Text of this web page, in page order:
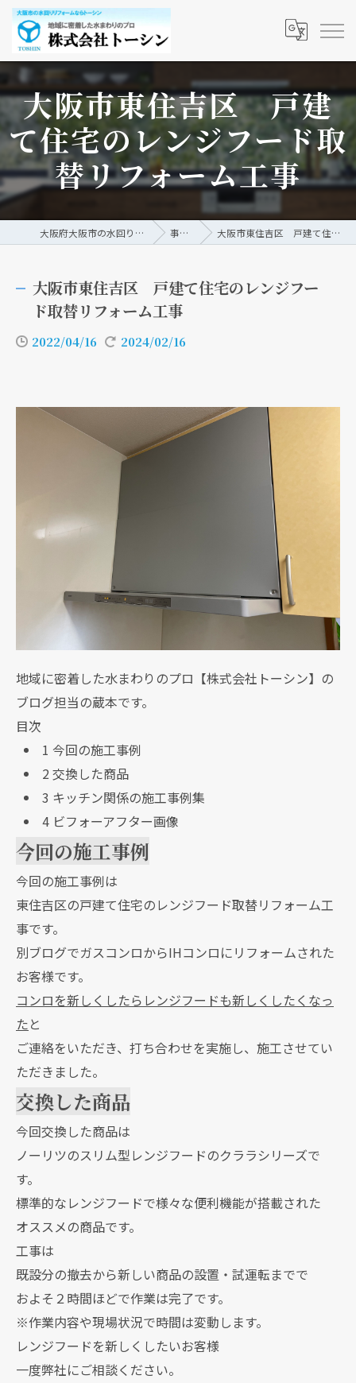
大阪市東住吉区 戸建
て住宅のレンジフード取
替リフォーム工事
大阪府大阪市の水回りリフォームなら株式会社トーシン 事例/ブログ 大阪市東住吉区 戸建て住宅のレンジフード取替リフォーム工事
大阪市東住吉区 戸建て住宅のレンジフー
ド取替リフォーム工事
2022/04/16 2024/02/16
地域に密着した水まわりのプロ【株式会社トーシン】の
ブログ担当の蔵本です。
目次
1 今回の施工事例
2交換した商品
3 キッチン関係の施工事例集
4ビフォーアフター画像
今回の施工事例
今回の施工事例は
東住吉区の戸建て住宅のレンジフード取替リフォーム工
事です。
別ブログでガスコンロからIHコンロにリフォームされた
お客様です。
コンロを新しくしたらレンジフードも新しくしたくなっ
たと
ご連絡をいただき、打ち合わせを実施し、施工させてい
ただきました。
交換した商品
今回交換した商品は
ノーリツのスリム型レンジフードのクララシリーズで
す。
標準的なレンジフードで様々な便利機能が搭載された
オススメの商品です。
工事は
既設分の撤去から新しい商品の設置・試運転までで
およそ２時間ほどで作業は完了です。
※作業内容や現場状況で時間は変動します。
レンジフードを新しくしたいお客様
一度弊社にご相談ください。